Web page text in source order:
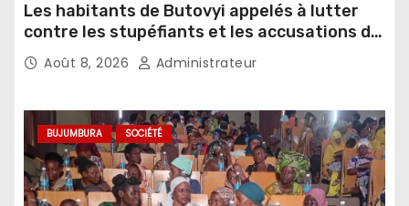
Les habitants de Butovyi appelés à lutter
contre les stupéfiants et les accusations de
sorcellerie
Août 8, 2026 Administrateur
BUJUMBURA SOCIÉTÉ